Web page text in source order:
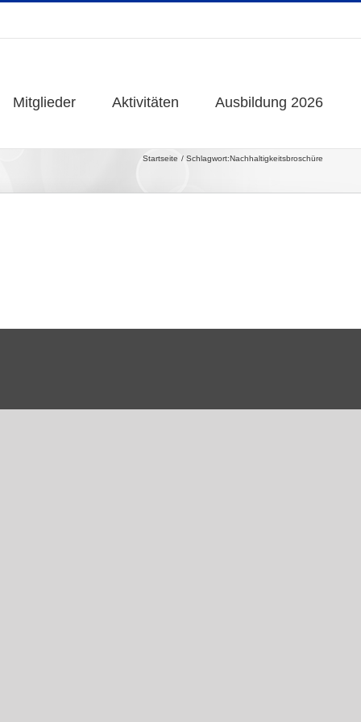
Mitglieder Aktivitäten Ausbildung 2026
Mitglieder Aktivitäten Ausbildung 2026
Startseite Schlagwort:Nachhaltigkeitsbroschüre